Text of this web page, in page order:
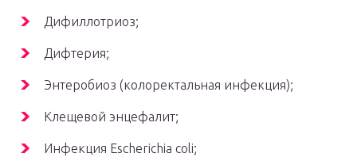
Дифиллотриоз;
Дифтерия;
Энтеробиоз (колоректальная инфекция);
Клещевой энцефалит;
Инфекция Escherichia coli;